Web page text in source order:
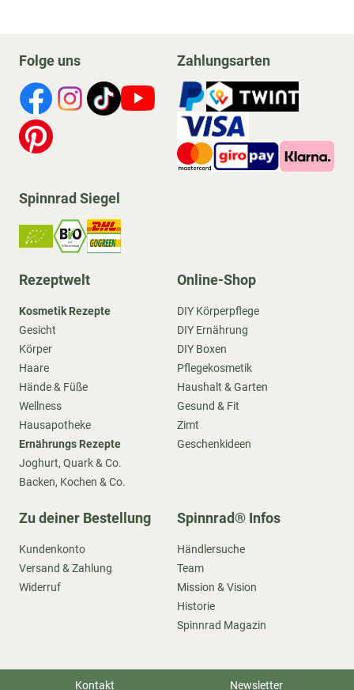
Folge uns Zahlungsarten
Spinnrad Siegel
Rezeptwelt
Kosmetik Rezepte
Gesicht
Körper
Haare
Hände & Füße
Wellness
Hausapotheke
Ernährungs Rezepte
Joghurt, Quark & Co.
Backen, Kochen & Co.
Online-Shop
DIY Körperpflege
DIY Ernährung
DIY Boxen
Pflegekosmetik
Haushalt & Garten
Gesund & Fit
Zimt
Geschenkideen
Zu deiner Bestellung
Kundenkonto
Versand & Zahlung
Widerruf
Spinnrad® Infos
Händlersuche
Team
Mission & Vision
Historie
Spinnrad Magazin
Kontakt Newsletter